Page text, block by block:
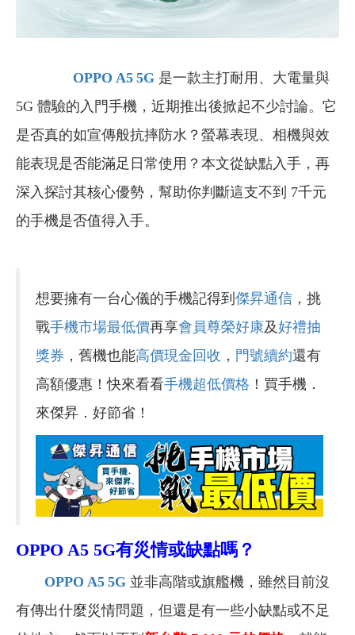
OPPO A5 5G 是一款主打耐用、大電量與
5G 體驗的入門手機，近期推出後掀起不少討論。它
是否真的如宣傳般抗摔防水？螢幕表現、相機與效
能表現是否能滿足日常使用？本文從缺點入手，再
深入探討其核心優勢，幫助你判斷這支不到 7千元
的手機是否值得入手。
想要擁有一台心儀的手機記得到 傑昇通信 ，挑
戰手機市場最低價再享會員尊榮好康及好禮抽
獎券 ，舊機也能高價現金回收 ， 門號續約還有
高額優惠！快來看看手機超低價格 ！買手機．
來傑昇．好節省！
OPPO A5 5G有災情或缺點嗎？
OPPO A5 5G 並非高階或旗艦機，雖然目前沒
有傳出什麼災情問題，但還是有一些小缺點或不足